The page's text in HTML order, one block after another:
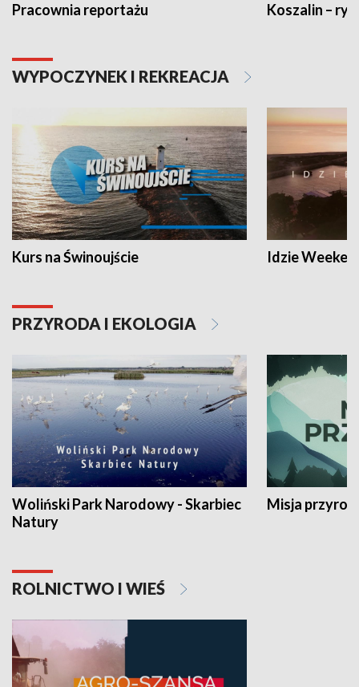
Pracownia reportażu Koszalin –
WYPOCZYNEK I REKREACJA
Kurs na Świnoujście Idzie
PRZYRODA I EKOLOGIA
Woliński Park Narodowy - Skarbiec
Natury
Misja
ROLNICTWO I WIEŚ